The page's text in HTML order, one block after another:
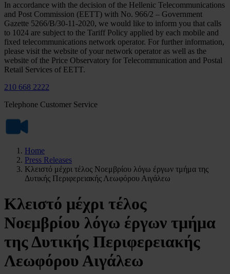
In accordance with the decision of the Hellenic Telecommunications
and Post Commission (EETT) with No. 966/2 – Government
Gazette 5266/Β/30-11-2020, we would like to inform you that calls
to 1024 are subject to the Tariff Policy applied by each mobile and
fixed telecommunications network operator. For further information,
please visit the website of your network operator as well as the
website of the Price Observatory for Telecommunication and Postal
Retail Services of EETT.
210 668 2222
Telephone Customer Service
Home
Press Releases
Κλειστό μέχρι τέλος Νοεμβρίου λόγω έργων τμήμα της
Δυτικής Περιφερειακής Λεωφόρου Αιγάλεω
Κλειστό μέχρι τέλος
Νοεμβρίου λόγω έργων τμήμα
της Δυτικής Περιφερειακής
Λεωφόρου Αιγάλεω